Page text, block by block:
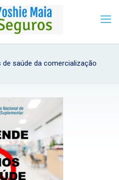
de saúde da comercialização